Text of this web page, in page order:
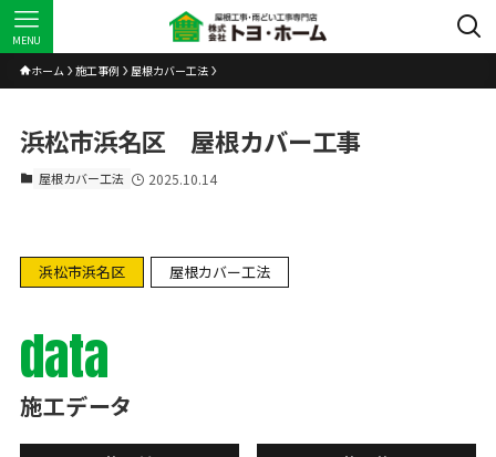
MENU
ホーム 施工事例 屋根カバー工法
浜松市浜名区 屋根カバー工事
屋根カバー工法 2025.10.14
浜松市浜名区 屋根カバー工法
data
施工データ